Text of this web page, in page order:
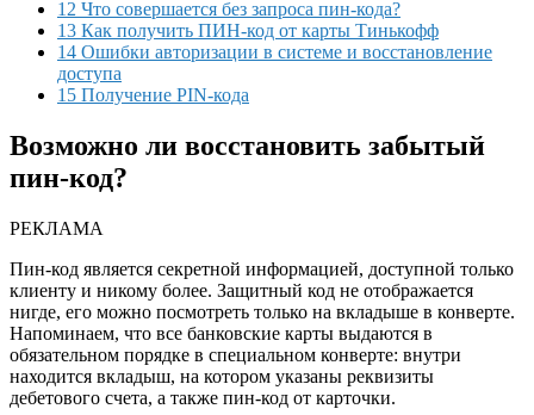
12 Что совершается без запроса пин-кода?
13 Как получить ПИН-код от карты Тинькофф
14 Ошибки авторизации в системе и восстановление
доступа
15 Получение PIN-кода
Возможно ли восстановить забытый
пин-код?
РЕКЛАМА
Пин-код является секретной информацией, доступной только
клиенту и никому более. Защитный код не отображается
нигде, его можно посмотреть только на вкладыше в конверте.
Напоминаем, что все банковские карты выдаются в
обязательном порядке в специальном конверте: внутри
находится вкладыш, на котором указаны реквизиты
дебетового счета, а также пин-код от карточки.